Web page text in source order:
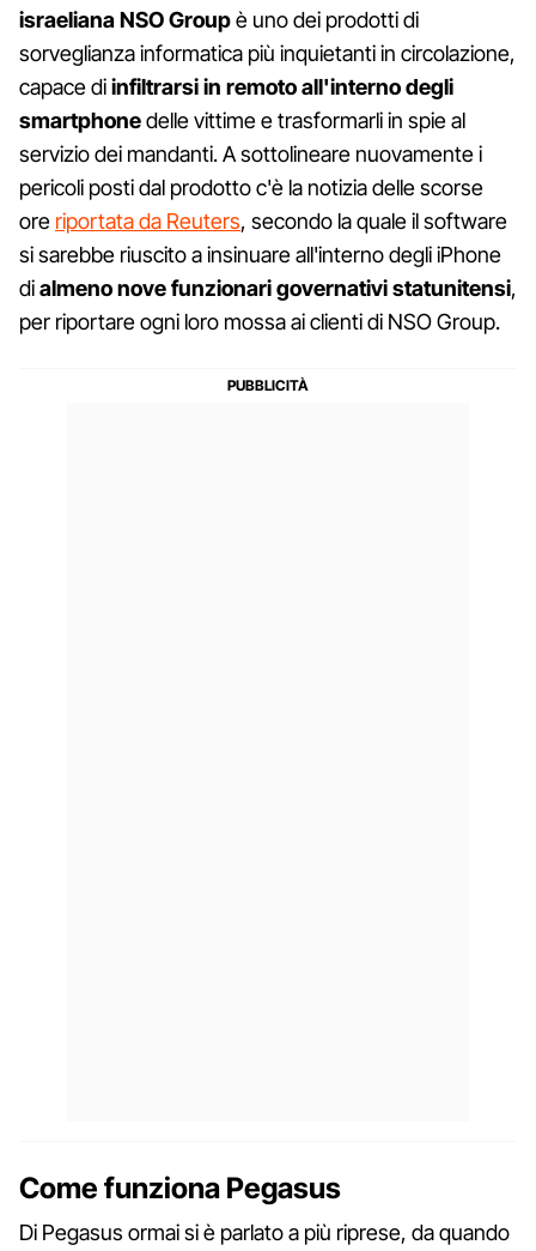
israeliana NSO Groupè uno dei prodotti di
sorveglianza informatica più inquietanti in circolazione,
capace diinfiltrarsi in remoto all'interno degli
smartphonedelle vittime e trasformarli in spie al
servizio dei mandanti. A sottolineare nuovamente i
pericoli posti dal prodotto c'è la notizia delle scorse
ore riportata da Reuters, secondo la quale il software
si sarebbe riuscito a insinuare all'interno degli iPhone
dialmeno nove funzionari governativi statunitensi,
per riportare ogni loro mossa ai clienti di NSO Group.
Come funziona Pegasus
Di Pegasus ormai si è parlato a più riprese, da quando